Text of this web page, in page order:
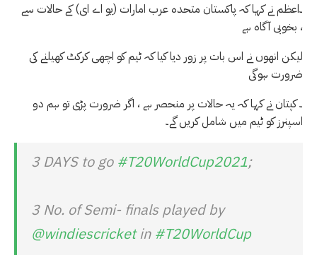
۔اعظم نے کہا کہ پاکستان متحدہ عرب امارات (یو اے ای) کے حالات سے
بخوبی آگاہ ہے ،
لیکن انھوں نے اس بات پر زور دیا کیا کہ ٹیم کو اچھی کرکٹ کھیلنے کی
ضرورت ہوگی
۔ کپتان نے کہا کہ یہ حالات پر منحصر ہے ، اگر ضرورت پڑی تو ہم دو
اسپنرز کو ٹیم میں شامل کریں گے۔
3 DAYS to go #T20WorldCup2021;
3 No. of Semi- finals played by
@windiescricketin #T20WorldCup